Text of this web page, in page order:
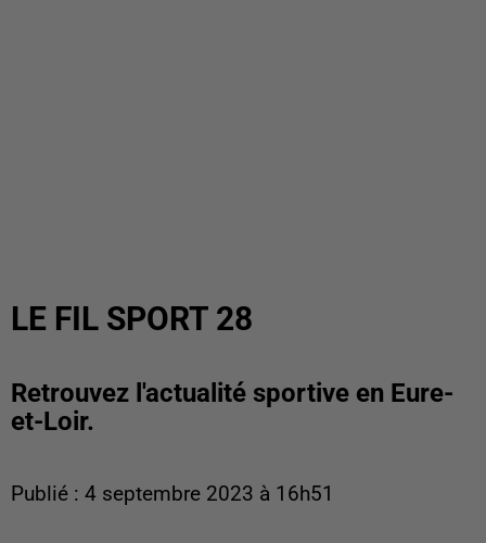
LE FIL SPORT 28
Retrouvez l'actualité sportive en Eure-
et-Loir.
Publié : 4 septembre 2023 à 16h51